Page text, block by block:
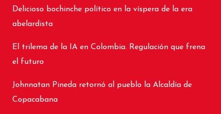
Delicioso bochinche político en la víspera de la era
abelardista
El trilema de la IA en Colombia. Regulación que frena
el futuro
Johnnatan Pineda retornó al pueblo la Alcaldía de
Copacabana